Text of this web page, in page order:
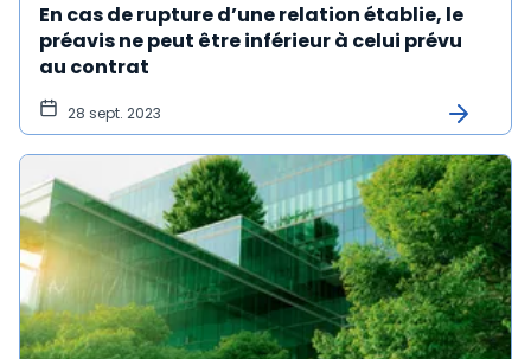
En cas de rupture d’une relation établie, le
préavis ne peut être inférieur à celui prévu
au contrat
28 sept. 2023